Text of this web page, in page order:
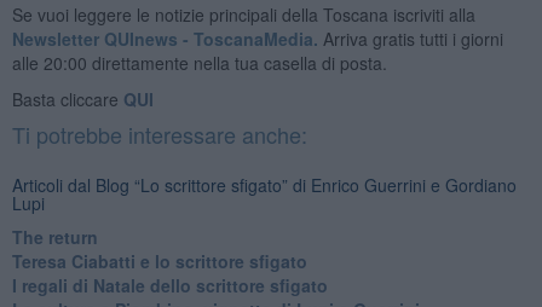
Se vuoi leggere le notizie principali della Toscana iscriviti alla
Newsletter QUInews - ToscanaMedia. Arriva gratis tutti i giorni
alle 20:00 direttamente nella tua casella di posta.
Basta cliccare QUI
Ti potrebbe interessare anche:
Articoli dal Blog “Lo scrittore sfigato” di Enrico Guerrini e Gordiano
Lupi
The return
Teresa Ciabatti e lo scrittore sfigato
I regali di Natale dello scrittore sfigato